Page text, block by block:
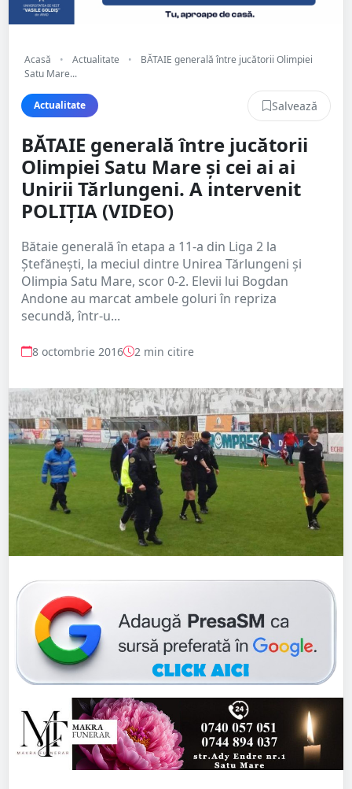
Acasă • Actualitate •
BĂTAIE generală între jucătorii Olimpiei
Satu Mare...
Actualitate Salvează
BĂTAIE generală între jucătorii
Olimpiei Satu Mare și cei ai ai
Unirii Tărlungeni. A intervenit
POLIȚIA (VIDEO)
Bătaie generală în etapa a 11-a din Liga 2 la
Ștefănești, la meciul dintre Unirea Tărlungeni și
Olimpia Satu Mare, scor 0-2. Elevii lui Bogdan
Andone au marcat ambele goluri în repriza
secundă, într-u...
8 octombrie 2016 2 min citire